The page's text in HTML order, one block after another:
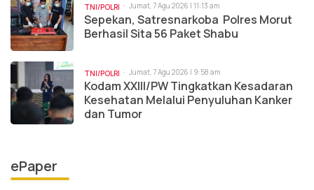
TNI/POLRI Jumat, 7 Agu 2026 | 11:13 am
Sepekan, Satresnarkoba Polres Morut
Berhasil Sita 56 Paket Shabu
TNI/POLRI Jumat, 7 Agu 2026 | 9:58 am
Kodam XXIII/PW Tingkatkan Kesadaran
Kesehatan Melalui Penyuluhan Kanker
dan Tumor
ePaper